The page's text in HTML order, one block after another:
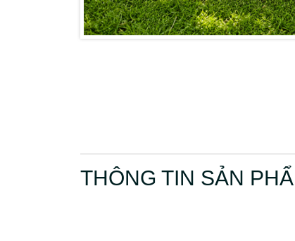
THÔNG TIN SẢN